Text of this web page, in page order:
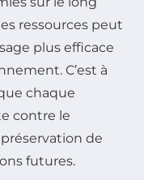
ressources peut
plus efficace
C’est à
chaque
contre le
de
futures.